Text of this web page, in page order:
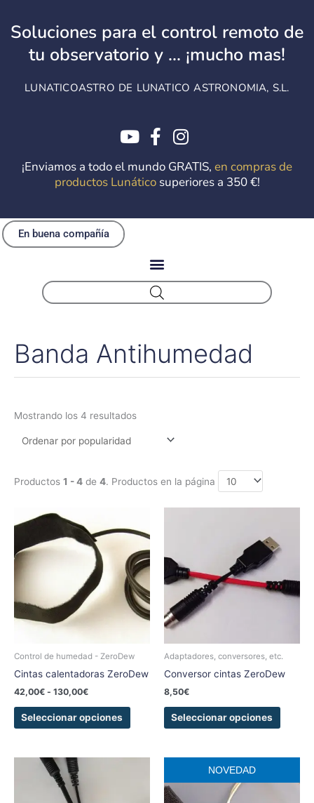
contenido
Soluciones para el control remoto de
tu observatorio y ... ¡mucho mas!
LUNATICOASTRO DE LUNATICO ASTRONOMIA, S.L.
¡Enviamos a todo el mundo GRATIS, en compras de
productos Lunáticosuperiores a 350 €!
En buena compañía
Banda Antihumedad
Mostrando los 4 resultados
Ordenado
Productos 1 - 4 de 4. Productos en la página
Control de humedad - ZeroDew
Cintas calentadoras ZeroDew
42,00€ - 130,00€
precios:
desde
42,00€
hasta
130,00€
Seleccionar opciones
producto
múltiples
variantes.
Las
opciones
elegir
en
producto
Adaptadores, conversores, etc.
Conversor cintas ZeroDew
8,50€
Seleccionar opciones
tiene
Las
elegir
en
NOVEDAD
de
precios: